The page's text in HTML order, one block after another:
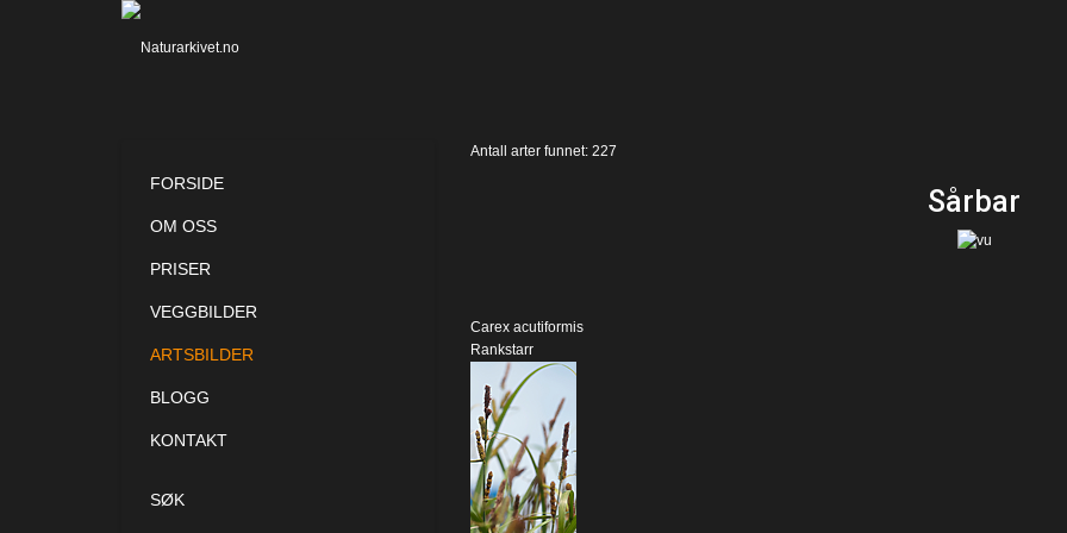
Antall arter funnet: 227
Sårbar
Carex acutiformis
Rankstarr
FORSIDE
OM OSS
PRISER
VEGGBILDER
ARTSBILDER
BLOGG
KONTAKT
SØK